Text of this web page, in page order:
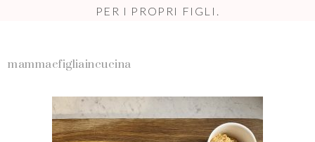
PER I PROPRI FIGLI.
mammaefigliaincucina